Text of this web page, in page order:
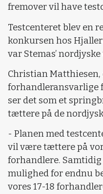
fremover vil have
Testcenteret blev en
konkursen hos
var Stemas’
Christian Matthiesen,
forhandleransvarlige
ser det som et
tættere på de
- Planen med
vil være tættere på
forhandlere. Samtidig
mulighed for endnu
vores 17-18